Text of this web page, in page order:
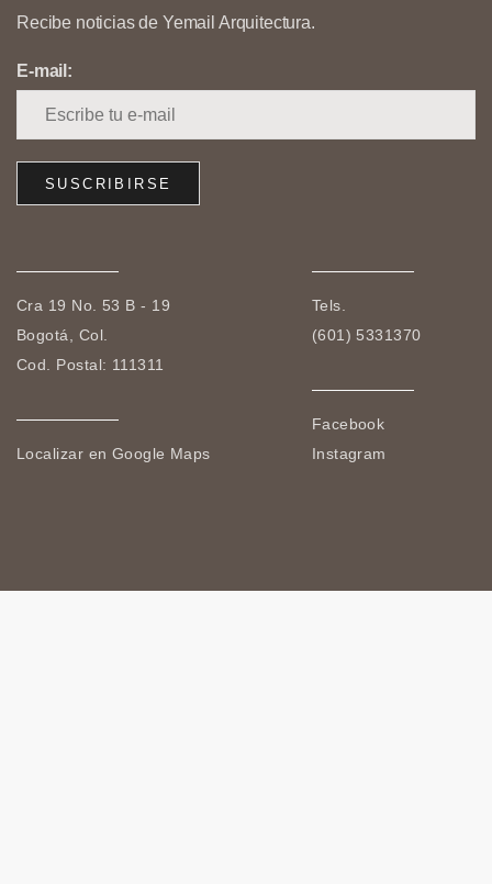
Recibe noticias de Yemail Arquitectura.
E-mail:
Cra 19 No. 53 B - 19
Bogotá, Col.
Cod. Postal: 111311
Localizar en Google Maps
Tels.
(601) 5331370
Facebook
Instagram